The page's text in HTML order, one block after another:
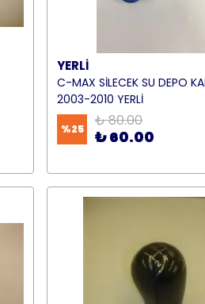
YERLİ
C-MAX SİLECEK SU DEPO
2003-2010 YERLİ
%25 ₺ 80.00
₺ 60.00